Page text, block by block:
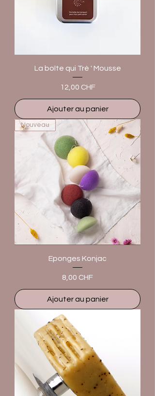
La boîte qui Tré ' Mousse
Prix
12,00 CHF
Ajouter au panier
Nouveau
Eponges Konjac
Prix
8,00 CHF
Ajouter au panier